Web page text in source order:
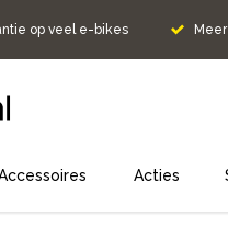
op veel e-bikes
Acties